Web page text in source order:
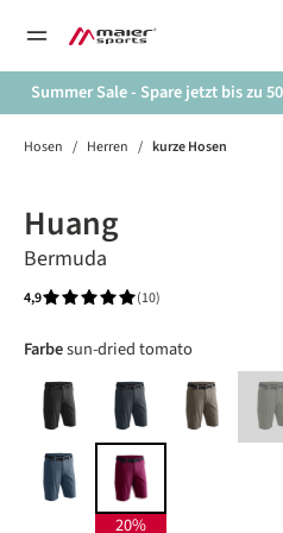
springen
Summer Sale - Spare jetzt bis zu
Hosen / Herren / kurze Hosen
Huang
Bermuda
4,9 (10)
Farbeauswählen
sun-dried tomato
black graphite teak
ensign bluesun-dried tomato
20%